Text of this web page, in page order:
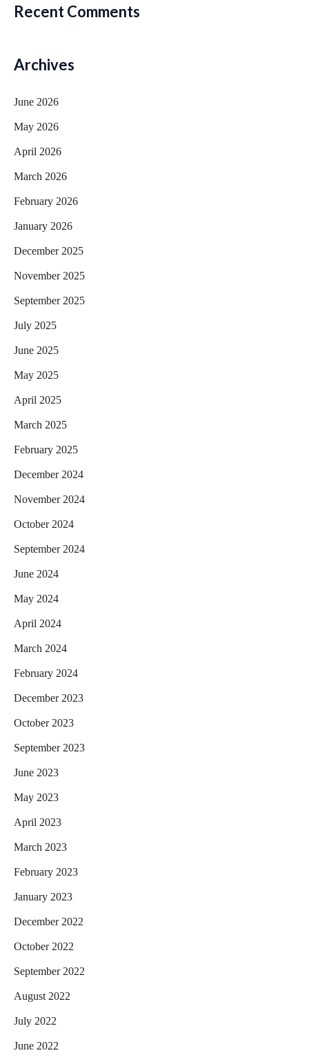
Recent Comments
Archives
June 2026
May 2026
April 2026
March 2026
February 2026
January 2026
December 2025
November 2025
September 2025
July 2025
June 2025
May 2025
April 2025
March 2025
February 2025
December 2024
November 2024
October 2024
September 2024
June 2024
May 2024
April 2024
March 2024
February 2024
December 2023
October 2023
September 2023
June 2023
May 2023
April 2023
March 2023
February 2023
January 2023
December 2022
October 2022
September 2022
August 2022
July 2022
June 2022